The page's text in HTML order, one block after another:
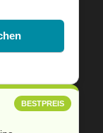
BESTPREIS